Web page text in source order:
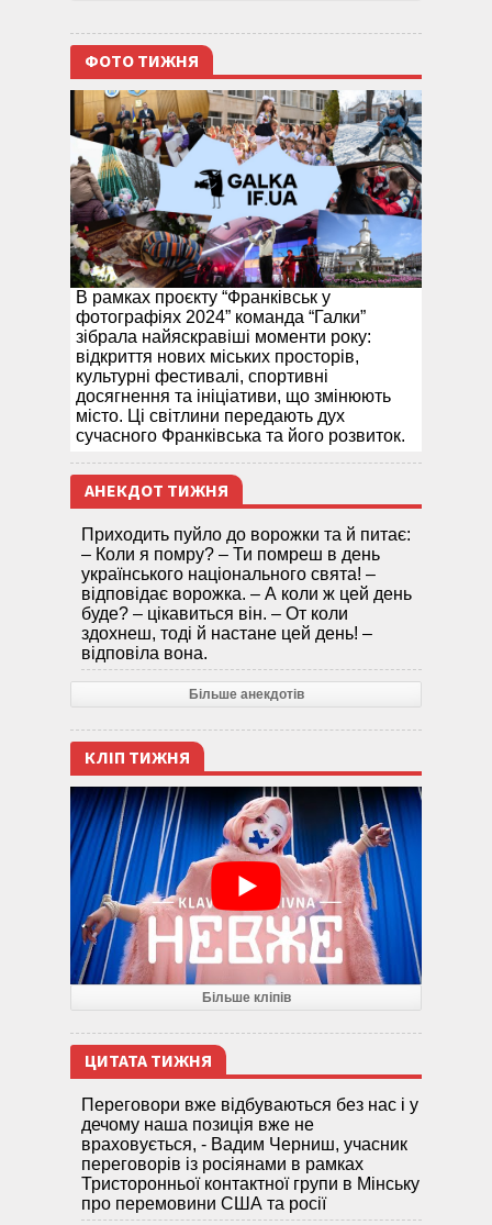
ФОТО ТИЖНЯ
В рамках проєкту “Франківськ у
фотографіях 2024” команда “Галки”
зібрала найяскравіші моменти року:
відкриття нових міських просторів,
культурні фестивалі, спортивні
досягнення та ініціативи, що змінюють
місто. Ці світлини передають дух
сучасного Франківська та його розвиток.
АНЕКДОТ ТИЖНЯ
Приходить пуйло до ворожки та й питає:
– Коли я помру? – Ти помреш в день
українського національного свята! –
відповідає ворожка. – А коли ж цей день
буде? – цікавиться він. – От коли
здохнеш, тоді й настане цей день! –
відповіла вона.
Більше анекдотів
КЛІП ТИЖНЯ
Більше кліпів
ЦИТАТА ТИЖНЯ
Переговори вже відбуваються без нас і у
дечому наша позиція вже не
враховується, - Вадим Черниш, учасник
переговорів із росіянами в рамках
Тристоронньої контактної групи в Мінську
про перемовини США та росії